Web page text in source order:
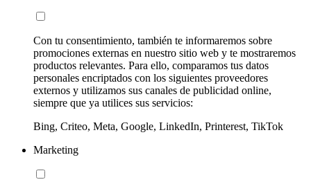
Con tu consentimiento, también te informaremos sobre
promociones externas en nuestro sitio web y te mostraremos
productos relevantes. Para ello, comparamos tus datos
personales encriptados con los siguientes proveedores
externos y utilizamos sus canales de publicidad online,
siempre que ya utilices sus servicios:
Bing, Criteo, Meta, Google, LinkedIn, Printerest, TikTok
Marketing